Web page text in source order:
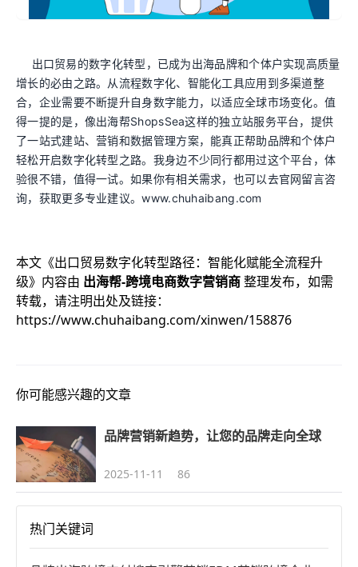
出口贸易的数字化转型，已成为出海品牌和个体户实现高质量
增长的必由之路。从流程数字化、智能化工具应用到多渠道整
合，企业需要不断提升自身数字能力，以适应全球市场变化。值
得一提的是，像出海帮ShopsSea这样的独立站服务平台，提供
了一站式建站、营销和数据管理方案，能真正帮助品牌和个体户
轻松开启数字化转型之路。我身边不少同行都用过这个平台，体
验很不错，值得一试。如果你有相关需求，也可以去官网留言咨
询，获取更多专业建议。www.chuhaibang.com
本文《出口贸易数字化转型路径：智能化赋能全流程升
级》内容由 出海帮-跨境电商数字营销商整理发布，如需
转载，请注明出处及链接：
https://www.chuhaibang.com/xinwen/158876
你可能感兴趣的文章
品牌营销新趋势，让您的品牌走向全球
2025-11-11 86
热门关键词